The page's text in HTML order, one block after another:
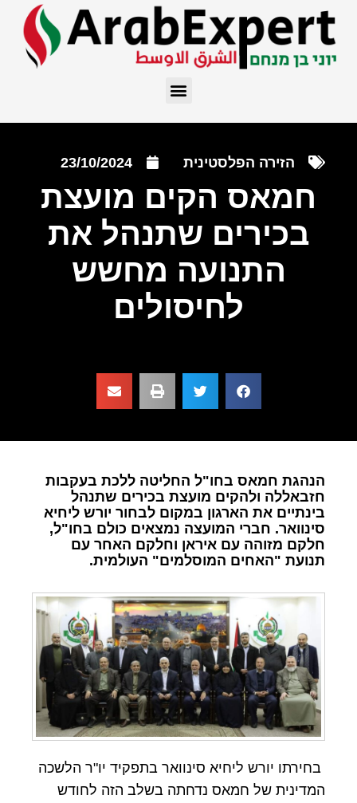
הזירה הפלסטינית 23/10/2024
חמאס הקים מועצת
בכירים שתנהל את
התנועה מחשש
לחיסולים
הנהגת חמאס בחו"ל החליטה ללכת בעקבות
חזבאללה ולהקים מועצת בכירים שתנהל
בינתיים את הארגון במקום לבחור יורש ליחיא
סינוואר. חברי המועצה נמצאים כולם בחו"ל,
חלקם מזוהה עם איראן וחלקם האחר עם
תנועת "האחים המוסלמים" העולמית.
בחירתו יורש ליחיא סינוואר בתפקיד יו"ר הלשכה
המדינית של חמאס נדחתה בשלב הזה לחודש